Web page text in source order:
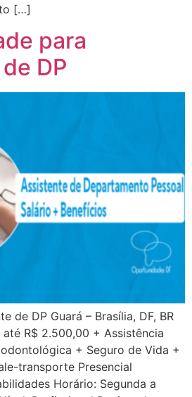
[…]
para
DP
de DP Guará – Brasília, DF, BR
até R$ 2.500,00 + Assistência
+ Seguro de Vida +
transporte Presencial
Horário: Segunda a